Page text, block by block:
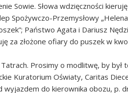
Sowie. Słowa wdzięczności
Spożywczo-Przemysłowy
Państwo Agata i Dariusz
za złożone ofiary do puszek w
Prosimy o modlitwę, by był
Kuratorium Oświaty, Caritas
do kierownika obozu, p.